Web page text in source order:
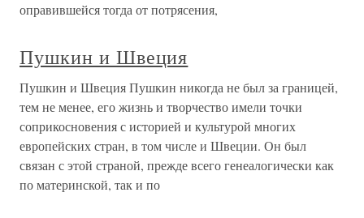
оправившейся тогда от потрясения,
Пушкин и Швеция
Пушкин и Швеция Пушкин никогда не был за границей,
тем не менее, его жизнь и творчество имели точки
соприкосновения с историей и культурой многих
европейских стран, в том числе и Швеции. Он был
связан с этой страной, прежде всего генеалогически как
по материнской, так и по